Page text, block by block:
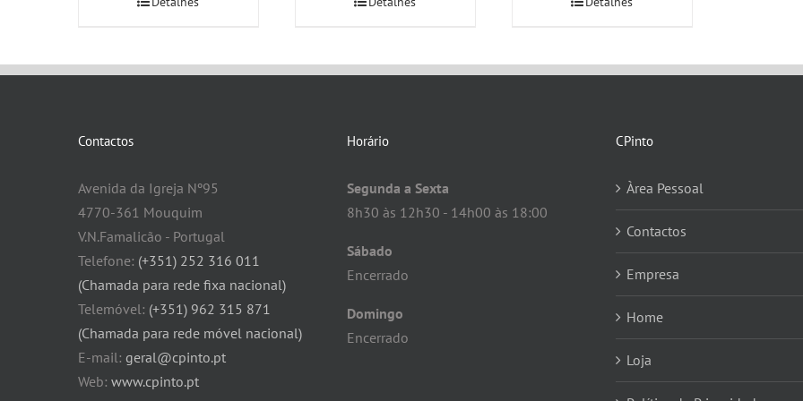
Contactos
Avenida da Igreja Nº95
4770-361 Mouquim
V.N.Famalicão - Portugal
Telefone: (+351) 252 316 011
(Chamada para rede fixa nacional)
Telemóvel: (+351) 962 315 871
(Chamada para rede móvel nacional)
E-mail: geral@cpinto.pt
Web: www.cpinto.pt
Horário
Segunda a Sexta
8h30 às 12h30 - 14h00 às 18:00
Sábado
Encerrado
Domingo
Encerrado
CPinto
Àrea Pessoal
Contactos
Empresa
Home
Loja